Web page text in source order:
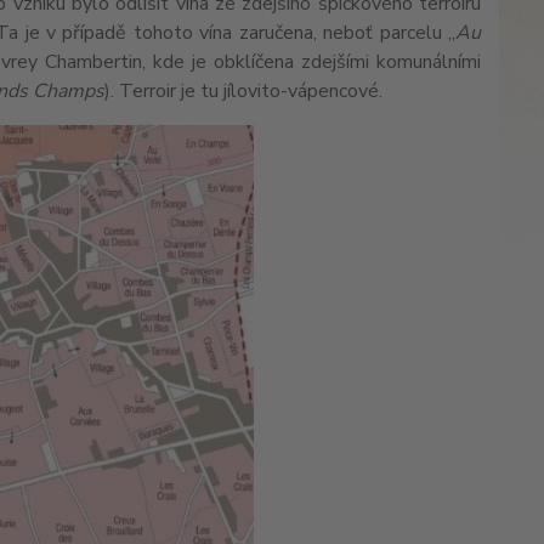
je v případě tohoto vína zaručena, neboť parcelu „Au
Chambertin, kde je obklíčena zdejšími komunálními
Champs). Terroir je tu jílovito-vápencové.